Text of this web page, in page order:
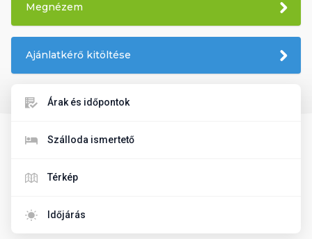
Megnézem
Ajánlatkérő kitöltése
Árak és időpontok
Szálloda ismertető
Térkép
Időjárás